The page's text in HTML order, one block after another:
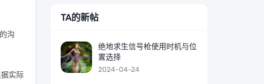
沟
实际
TA的新帖
绝地求生信号枪使用时机与位
置选择
2024-04-24